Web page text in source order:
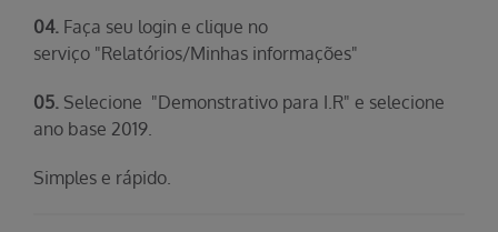
04. Faça seu login e clique no
serviço "Relatórios/Minhas informações"
05. Selecione "Demonstrativo para I.R" e selecione
ano base 2019.
Simples e rápido.​